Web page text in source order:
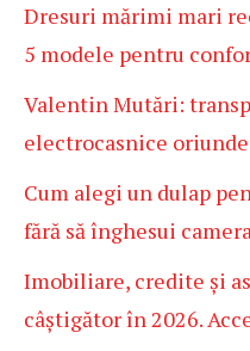
Dresuri mărimi mari
5 modele pentru
Valentin Mutări:
electrocasnice
Cum alegi un dulap
fără să înghesui
Imobiliare, credite și
câștigător în 2026.